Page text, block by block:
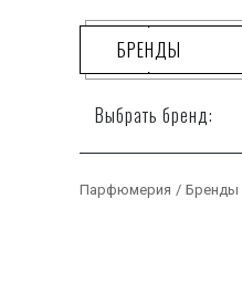
БРЕНДЫ
Выбрать бренд:
Парфюмерия / Бренды